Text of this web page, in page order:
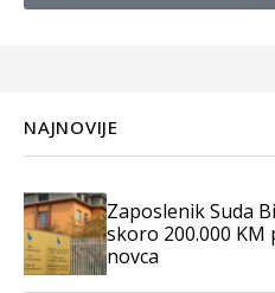
NAJNOVIJE
Zaposlenik Suda
skoro 200.000
novca